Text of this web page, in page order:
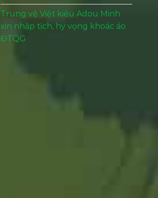
Trung vệ Việt kiều Adou Minh
xin nhập tịch, hy vọng khoác áo
ĐTQG